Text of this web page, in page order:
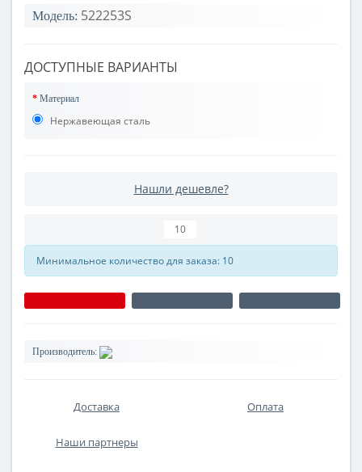
Модель: 522253S
ДОСТУПНЫЕ ВАРИАНТЫ
Материал
Нержавеющая сталь
Нашли дешевле?
Минимальное количество для заказа: 10
Производитель:
Доставка Оплата
Наши партнеры